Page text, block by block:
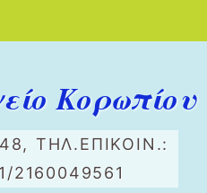
Κορωπίου
ΤΗΛ.ΕΠΙΚΟΙΝ.:
2160049561